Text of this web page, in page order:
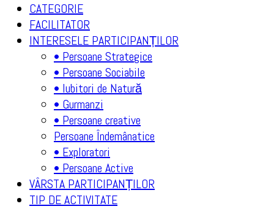
CATEGORIE
FACILITATOR
INTERESELE PARTICIPANȚILOR
• Persoane Strategice
• Persoane Sociabile
• Iubitori de Natură
• Gurmanzi
• Persoane creative
Persoane Îndemânatice
• Exploratori
• Persoane Active
VÂRSTA PARTICIPANȚILOR
TIP DE ACTIVITATE